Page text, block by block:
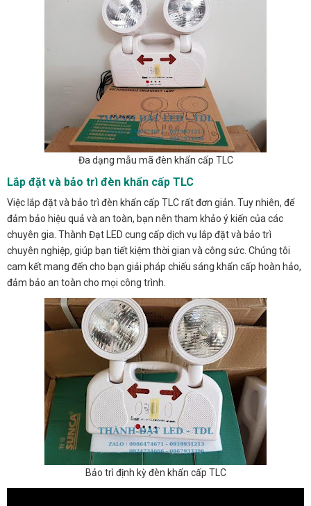
Đa dạng mẫu mã đèn khẩn cấp TLC
Lắp đặt và bảo trì đèn khẩn cấp TLC
Việc lắp đặt và bảo trì đèn khẩn cấp TLC rất đơn giản. Tuy nhiên, để
đảm bảo hiệu quả và an toàn, bạn nên tham khảo ý kiến của các
chuyên gia. Thành Đạt LED cung cấp dịch vụ lắp đặt và bảo trì
chuyên nghiệp, giúp bạn tiết kiệm thời gian và công sức. Chúng tôi
cam kết mang đến cho bạn giải pháp chiếu sáng khẩn cấp hoàn hảo,
đảm bảo an toàn cho mọi công trình.
Bảo trì định kỳ đèn khẩn cấp TLC